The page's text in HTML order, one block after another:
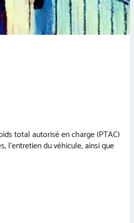
total autorisé en charge (PTAC)
l’entretien du véhicule, ainsi que